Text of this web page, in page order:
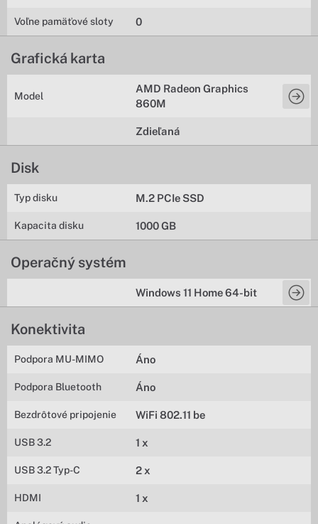
Voľne pamäťové sloty 0
Grafická karta
Model
AMD Radeon Graphics
860M
Zdieľaná
Disk
Typ disku M.2 PCIe SSD
Kapacita disku 1000 GB
Operačný systém
Windows 11 Home 64-bit
Konektivita
Podpora MU-MIMO Áno
Podpora Bluetooth Áno
Bezdrôtové pripojenie WiFi 802.11 be
USB 3.2 1 x
USB 3.2 Typ-C 2 x
HDMI 1 x